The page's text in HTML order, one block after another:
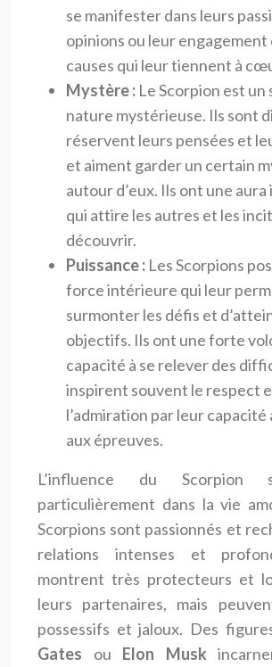
se manifester dans leurs
opinions ou leur engagement
causes qui leur tiennent à
Mystère : Le Scorpion est un
nature mystérieuse. Ils sont
réservent leurs pensées et
et aiment garder un certain
autour d’eux. Ils ont une
qui attire les autres et les
découvrir.
Puissance : Les Scorpions
force intérieure qui leur
surmonter les défis et
objectifs. Ils ont une forte
capacité à se relever des
inspirent souvent le respect
l’admiration par leur capacité
aux épreuves.
L’influence du Scorpion
particulièrement dans la vie
Scorpions sont passionnés et
relations intenses et
montrent très protecteurs et
leurs partenaires, mais
possessifs et jaloux. Des
Gates ou Elon Musk